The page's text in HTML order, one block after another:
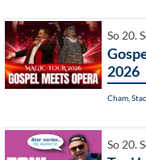
So 20.
2026
Cham,
So 20.